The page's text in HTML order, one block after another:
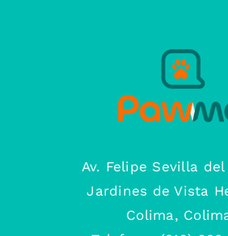
Av. Felipe Sevilla del
Jardines de Vista
Colima,